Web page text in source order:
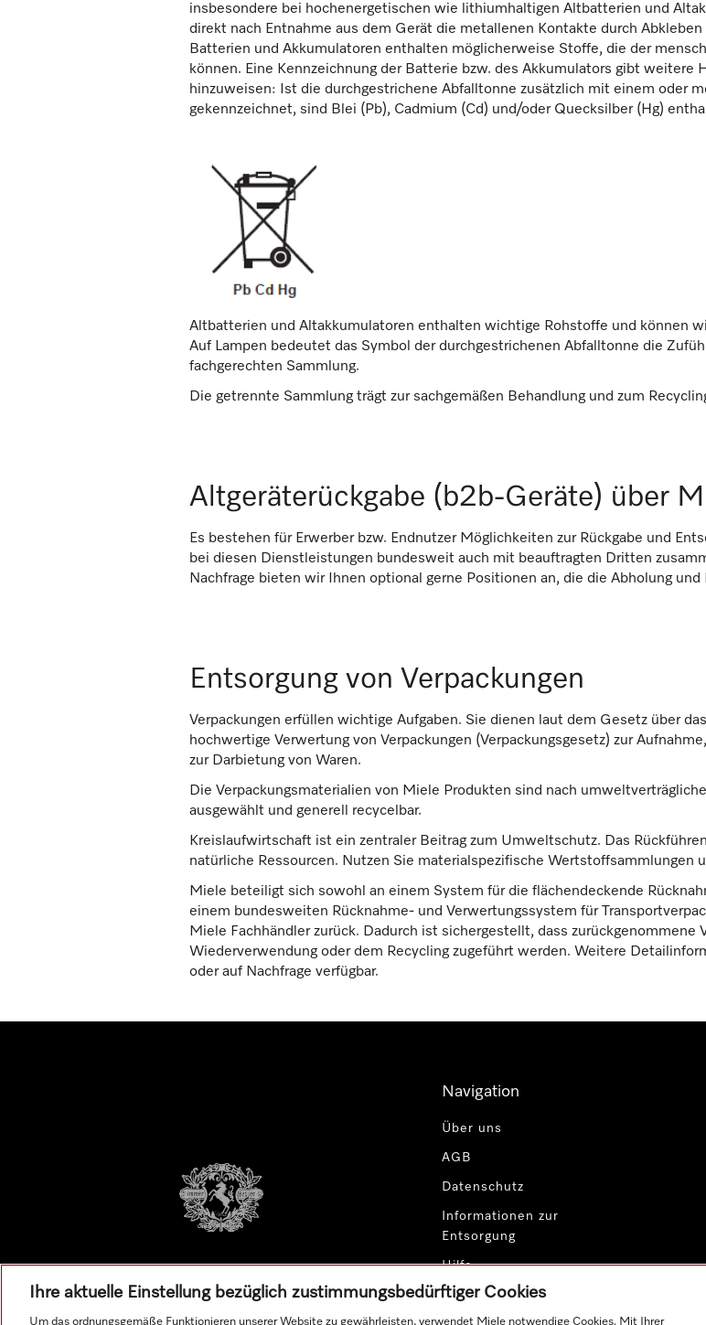
insbesondere bei hochenergetischen wie lithiumhaltigen Altbatterien und
direkt nach Entnahme aus dem Gerät die metallenen Kontakte durch
Batterien und Akkumulatoren enthalten möglicherweise Stoffe, die der
können. Eine Kennzeichnung der Batterie bzw. des Akkumulators gibt weitere
hinzuweisen: Ist die durchgestrichene Abfalltonne zusätzlich mit einem oder
gekennzeichnet, sind Blei (Pb), Cadmium (Cd) und/oder Quecksilber (Hg)
Altbatterien und Altakkumulatoren enthalten wichtige Rohstoffe und können
Auf Lampen bedeutet das Symbol der durchgestrichenen Abfalltonne die
fachgerechten Sammlung.
Die getrennte Sammlung trägt zur sachgemäßen Behandlung und zum
Altgeräterückgabe (b2b-Geräte) über
Es bestehen für Erwerber bzw. Endnutzer Möglichkeiten zur Rückgabe und
bei diesen Dienstleistungen bundesweit auch mit beauftragten Dritten
Nachfrage bieten wir Ihnen optional gerne Positionen an, die die Abholung
Entsorgung von Verpackungen
Verpackungen erfüllen wichtige Aufgaben. Sie dienen laut dem Gesetz über
hochwertige Verwertung von Verpackungen (Verpackungsgesetz) zur
zur Darbietung von Waren.
Die Verpackungsmaterialien von Miele Produkten sind nach
ausgewählt und generell recycelbar.
Kreislaufwirtschaft ist ein zentraler Beitrag zum Umweltschutz. Das
natürliche Ressourcen. Nutzen Sie materialspezifische Wertstoffsammlungen
Miele beteiligt sich sowohl an einem System für die flächendeckende
einem bundesweiten Rücknahme- und Verwertungssystem für
Miele Fachhändler zurück. Dadurch ist sichergestellt, dass zurückgenommene
Wiederverwendung oder dem Recycling zugeführt werden. Weitere
oder auf Nachfrage verfügbar.
Navigation
Über uns
AGB
Datenschutz
Informationen zur
Entsorgung
Hilfe
Cookie-Einstellungen
Ihre aktuelle Einstellung bezüglich zustimmungsbedürftiger Cookies
Um das ordnungsgemäße Funktionieren unserer Website zu gewährleisten, verwendet Miele notwendige Cookies. Mit Ihrer